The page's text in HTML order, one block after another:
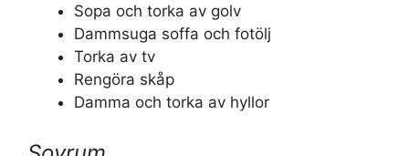
Sopa och torka av golv
Dammsuga soffa och fotölj
Torka av tv
Rengöra skåp
Damma och torka av hyllor